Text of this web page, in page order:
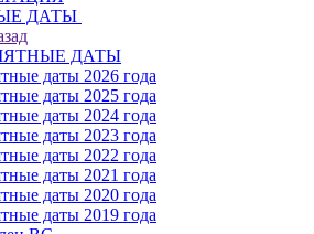
ДАТЫ
ДАТЫ
даты 2026 года
даты 2025 года
даты 2024 года
даты 2023 года
даты 2022 года
даты 2021 года
даты 2020 года
даты 2019 года